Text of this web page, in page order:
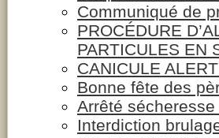
Communiqué de
PROCÉDURE
PARTICULES EN
CANICULE
Bonne fête des
Arrêté
Interdiction